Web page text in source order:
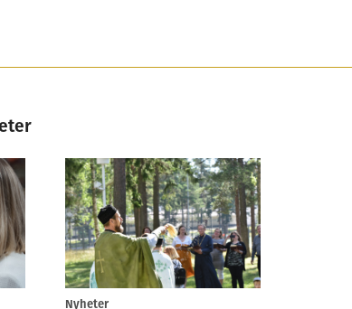
Nyheter